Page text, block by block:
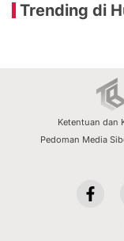
Trending di
Ketentuan dan
Pedoman Media